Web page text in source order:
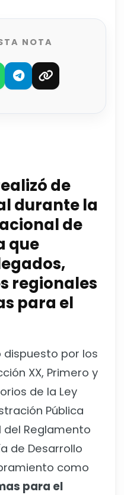
NOTA
de
durante la
de
que
regionales
para el
por los
XX, Primero y
de la Ley
Pública
del Reglamento
de Desarrollo
como
para el